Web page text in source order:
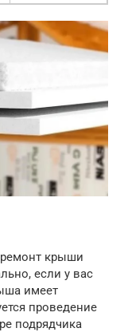
ремонт крыши
если у вас
имеет
проведение
подрядчика